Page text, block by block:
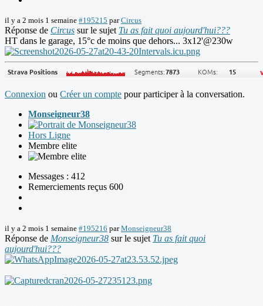
il y a 2 mois 1 semaine #195215 parCircus
Réponse de Circus sur le sujet Tu as fait quoi aujourd'hui???
HT dans le garage, 15°c de moins que dehors... 3x12'@230w
Connexion ou Créer un compte pour participer à la conversation.
Monseigneur38
Hors Ligne
Membre elite
Messages : 412
Remerciements reçus 600
il y a 2 mois 1 semaine #195216 parMonseigneur38
Réponse de Monseigneur38 sur le sujet Tu as fait quoi
aujourd'hui???